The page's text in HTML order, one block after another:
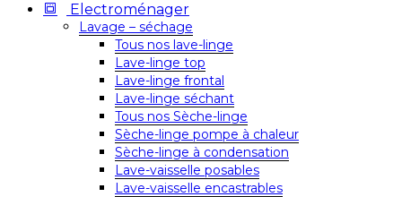
Electroménager
Lavage – séchage
Tous nos lave-linge
Lave-linge top
Lave-linge frontal
Lave-linge séchant
Tous nos Sèche-linge
Sèche-linge pompe à chaleur
Sèche-linge à condensation
Lave-vaisselle posables
Lave-vaisselle encastrables